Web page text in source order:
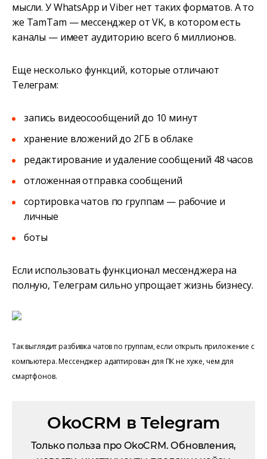
мысли. У WhatsApp и Viber нет таких форматов. А то
же TamTam — мессенджер от VK, в котором есть
каналы — имеет аудиторию всего 6 миллионов.
Еще несколько функций, которые отличают
Телеграм:
запись видеосообщений до 10 минут
хранение вложений до 2ГБ в облаке
редактирование и удаление сообщений 48 часов
отложенная отправка сообщений
сортировка чатов по группам — рабочие и
личные
боты
Если использовать функционал мессенджера на
полную, Телеграм сильно упрощает жизнь бизнесу.
Так выглядит разбивка чатов по группам, если открыть приложение с
компьютера. Мессенджер адаптирован для ПК не хуже, чем для
смартфонов.
OkoCRM в Telegram
Только польза про OkoCRM. Обновления,